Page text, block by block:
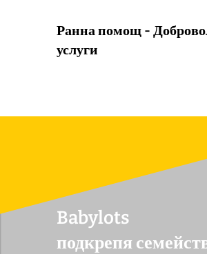
Ранна помощ -
услуги
Babylots
подкрепя